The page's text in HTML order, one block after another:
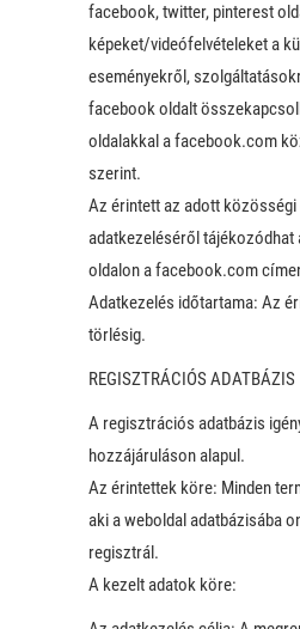
facebook, twitter, pinterest
képeket/videófelvételeket a
eseményekről,
facebook oldalt
oldalakkal a facebook.com
szerint.
Az érintett az adott közösségi
adatkezeléséről
oldalon a facebook.com
Adatkezelés időtartama: Az
törlésig.
REGISZTRÁCIÓS ADATBÁZIS
A regisztrációs adatbázis
hozzájáruláson alapul.
Az érintettek köre: Minden
aki a weboldal adatbázisába
regisztrál.
A kezelt adatok köre: